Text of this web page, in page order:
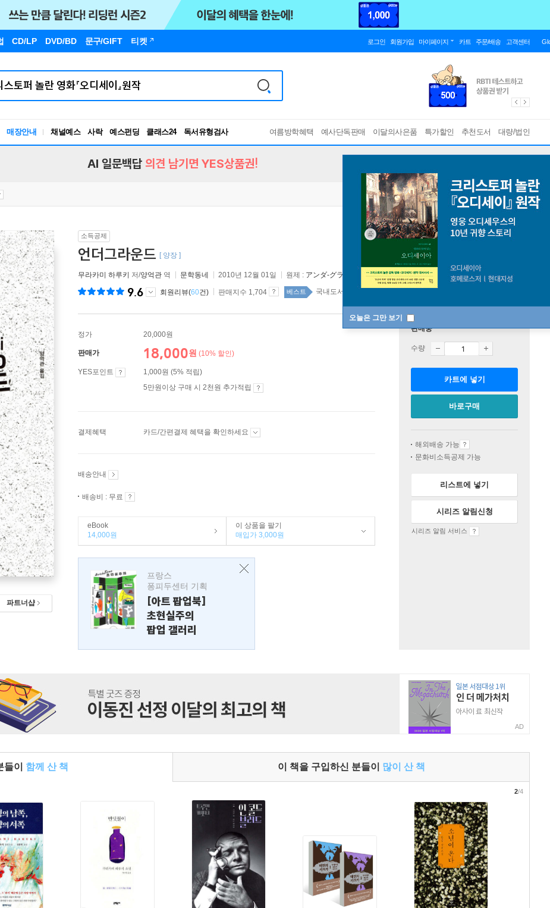
CD/LP DVD/BD 문구/GIFT 티켓 로그인 회원가입 마이페이지 카트 주문/배송 고객센터
매장안내 채널예스 사락 예스펀딩 클래스24
독서유형검사
RBTI Lab
여름방학혜택 예사단독판매 이달의사은품 특가할인 추천도서 대량/법인
오늘은 그만 보기
AI 일문백답 의견 남기면 YES상품권!
파트너샵
소득공제
언더그라운드 [ 양장 ]
무라카미 하루키 저/양억관 역 문학동네 2010년 12월 01일 원제 : アンダ-グラウンド (1997)
9.6 회원리뷰(60건) 판매지수 1,704 베스트 국내도서 top100 1주
정가 20,000원
판매가 18,000원 (10% 할인)
YES포인트
1,000원 (5% 적립)
5만원이상 구매 시 2천원 추가적립
결제혜택 카드/간편결제 혜택을 확인하세요
배송안내
배송비 : 무료
eBook
14,000원
이 상품을 팔기
매입가 3,000원
프랑스
퐁피두센터 기획
[아트 팝업북]
초현실주의
팝업 갤러리
판매중
수량
카트에 넣기
바로구매
해외배송 가능
문화비소득공제 가능
리스트에 넣기
시리즈 알림신청
시리즈 알림 서비스
AD
들이 함께 산 책 이 책을 구입하신 분들이 많이 산 책
2/4